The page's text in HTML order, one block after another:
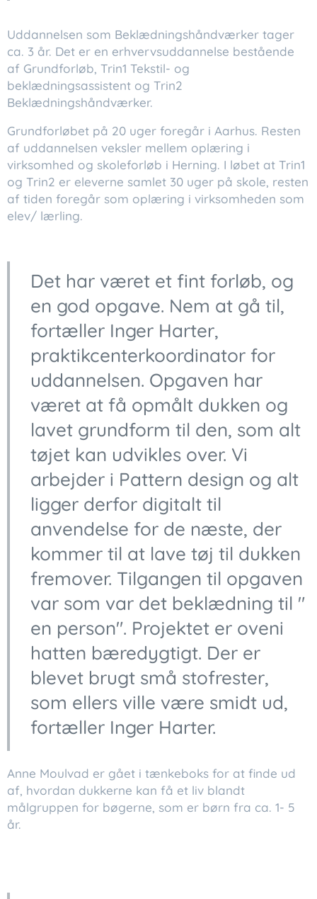
Uddannelsen som Beklædningshåndværker tager
ca. 3 år. Det er en erhvervsuddannelse bestående
af Grundforløb, Trin1 Tekstil- og
beklædningsassistent og Trin2
Beklædningshåndværker.
Grundforløbet på 20 uger foregår i Aarhus. Resten
af uddannelsen veksler mellem oplæring i
virksomhed og skoleforløb i Herning. I løbet at Trin1
og Trin2 er eleverne samlet 30 uger på skole, resten
af tiden foregår som oplæring i virksomheden som
elev/ lærling.
Det har været et fint forløb, og
en god opgave. Nem at gå til,
fortæller Inger Harter,
praktikcenterkoordinator for
uddannelsen. Opgaven har
været at få opmålt dukken og
lavet grundform til den, som alt
tøjet kan udvikles over. Vi
arbejder i Pattern design og alt
ligger derfor digitalt til
anvendelse for de næste, der
kommer til at lave tøj til dukken
fremover. Tilgangen til opgaven
var som var det beklædning til "
en person". Projektet er oveni
hatten bæredygtigt. Der er
blevet brugt små stofrester,
som ellers ville være smidt ud,
fortæller Inger Harter.
Anne Moulvad er gået i tænkeboks for at finde ud
af, hvordan dukkerne kan få et liv blandt
målgruppen for bøgerne, som er børn fra ca. 1- 5
år.